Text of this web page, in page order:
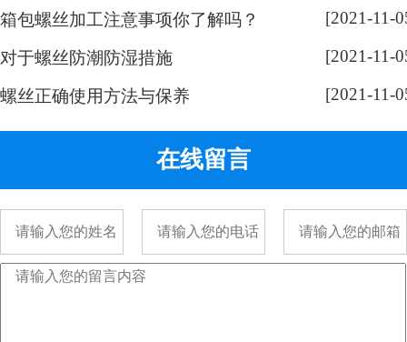
下： 手表螺丝属于精密螺丝，之所
工方式决定的。手表精密螺丝，是
采用车加工出来的，头部...
箱包螺丝加工注意事项你了解吗？ [2021-11-
对于螺丝防潮防湿措施 [2021-11-
螺丝正确使用方法与保养 [2021-11-
在线留言